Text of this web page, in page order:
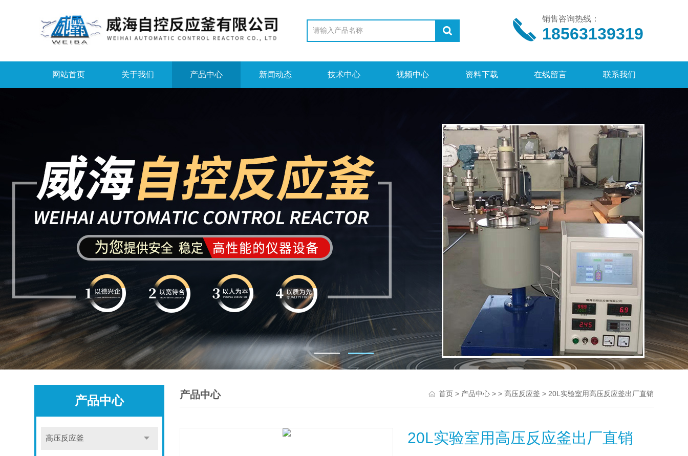
销售咨询热线：
18563139319
网站首页 关于我们 产品中心 新闻动态 技术中心 视频中心 资料下载 在线留言 联系我们
产品中心
高压反应釜
产品中心 首页> 产品中心> > 高压反应釜 > 20L实验室用高压反应釜出厂直销
20L实验室用高压反应釜出厂直销